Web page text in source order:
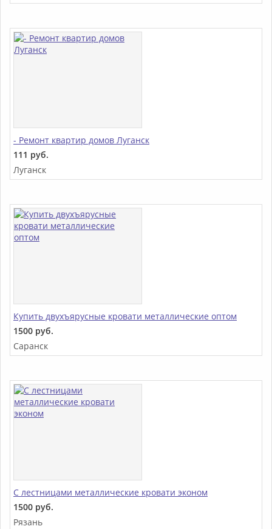
- Ремонт квартир домов Луганск
111 руб.
Луганск
Купить двухъярусные кровати металлические оптом
1500 руб.
Саранск
С лестницами металлические кровати эконом
1500 руб.
Рязань